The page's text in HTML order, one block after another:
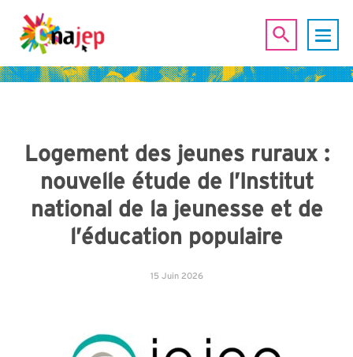
Logement des jeunes ruraux :
nouvelle étude de l’Institut
national de la jeunesse et de
l’éducation populaire
15 Juin 2026